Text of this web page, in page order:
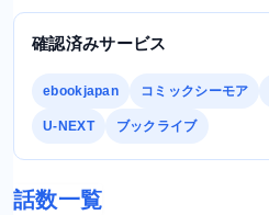
確認済みサービス
ebookjapan コミックシーモア
U-NEXT ブックライブ
話数一覧